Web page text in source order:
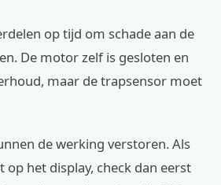
op tijd om schade aan de
De motor zelf is gesloten en
maar de trapsensor moet
de werking verstoren. Als
op het display, check dan eerst